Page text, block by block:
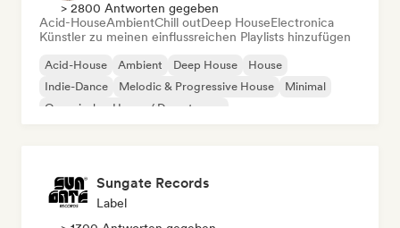
> 2800 Antworten gegeben
Acid-HouseAmbientChill outDeep HouseElectronica
Künstler zu meinen einflussreichen Playlists hinzufügen
Acid-House Ambient Deep House
House
Indie-Dance
Melodic & Progressive House
Minimal
Organischer House / Downtempo
Sungate Records
Label